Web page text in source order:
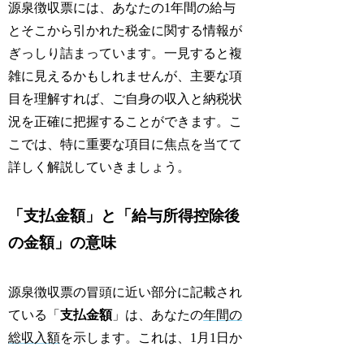
源泉徴収票には、あなたの1年間の給与
とそこから引かれた税金に関する情報が
ぎっしり詰まっています。一見すると複
雑に見えるかもしれませんが、主要な項
目を理解すれば、ご自身の収入と納税状
況を正確に把握することができます。こ
こでは、特に重要な項目に焦点を当てて
詳しく解説していきましょう。
「支払金額」と「給与所得控除後
の金額」の意味
源泉徴収票の冒頭に近い部分に記載され
ている「支払金額」は、あなたの年間の
総収入額を示します。これは、1月1日か